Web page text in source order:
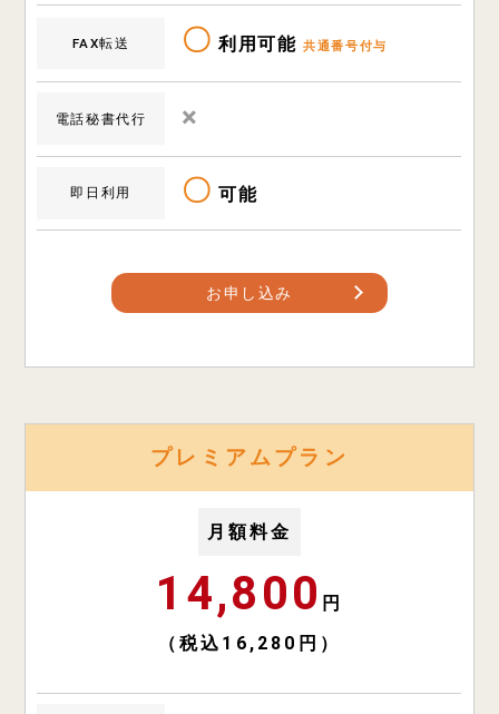
FAX転送 〇 利用可能共通番号付与
電話秘書代行 ×
即日利用 〇 可能
お申し込み
プレミアムプラン
月額料金
14,800 円
（税込16,280円）